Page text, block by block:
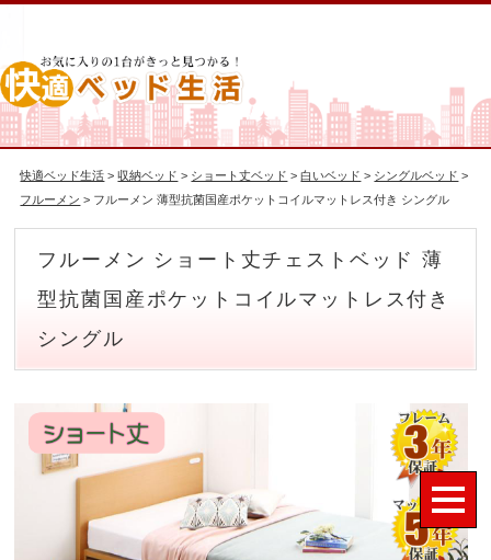
快適ベッド生活 >収納ベッド > ショート丈ベッド >白いベッド > シングルベッド >
フルーメン > フルーメン 薄型抗菌国産ポケットコイルマットレス付き シングル
フルーメン ショート丈チェストベッド 薄
型抗菌国産ポケットコイルマットレス付き
シングル